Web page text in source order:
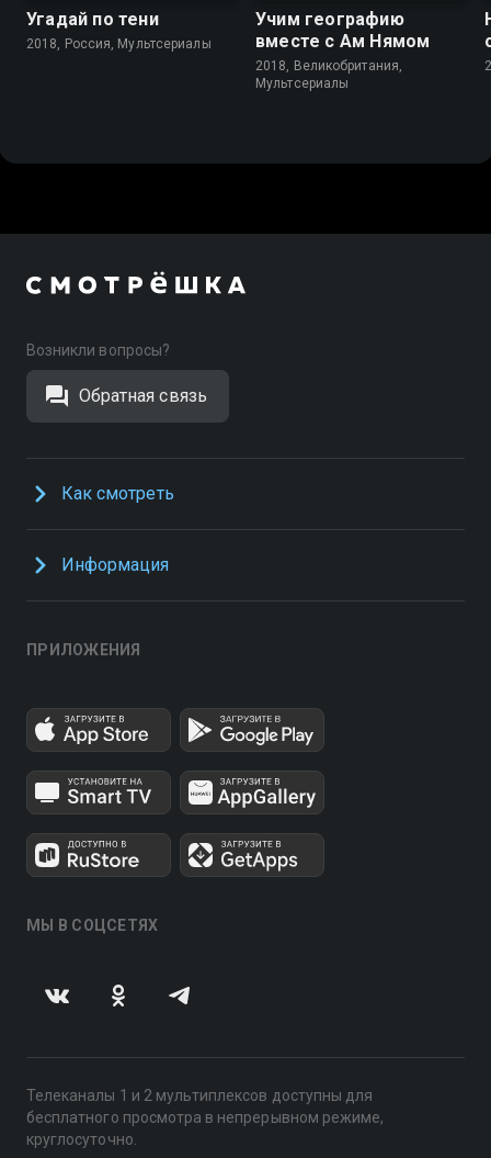
Угадай по тени
2018, Россия, Мультсериалы
Учим географию
вместе с Ам Нямом
2018, Великобритания,
Мультсериалы
Возникли вопросы?
Обратная связь
Как смотреть
Информация
ПРИЛОЖЕНИЯ
МЫ В СОЦСЕТЯХ
Телеканалы 1 и 2 мультиплексов доступны для
бесплатного просмотра в непрерывном режиме,
круглосуточно.